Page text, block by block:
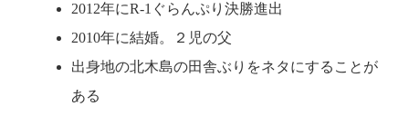
2012年にR-1ぐらんぷり決勝進出
2010年に結婚。２児の父
出身地の北木島の田舎ぶりをネタにすることが
ある